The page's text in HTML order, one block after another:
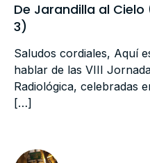
De Jarandilla al
3)
Saludos cordiales, Aquí
hablar de las VIII
Radiológica, celebradas
[…]